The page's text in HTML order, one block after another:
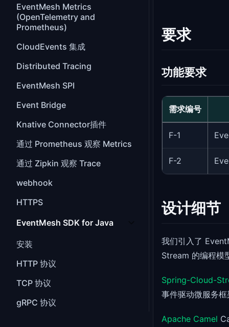
EventMesh Metrics
(OpenTelemetry and
Prometheus)
CloudEvents 集成
Distributed Tracing
EventMesh SPI
Event Bridge
Knative Connector插件
通过 Prometheus 观察 Metrics
通过 Zipkin 观察 Trace
webhook
HTTPS
EventMesh SDK for Java
安装
HTTP 协议
TCP 协议
gRPC 协议
要求
功能要求
需求编号
F-1
F-2
设计细节
我们引入了
Stream 的编程模
Spring-Cloud-
事件驱动微服务框
Apache Camel